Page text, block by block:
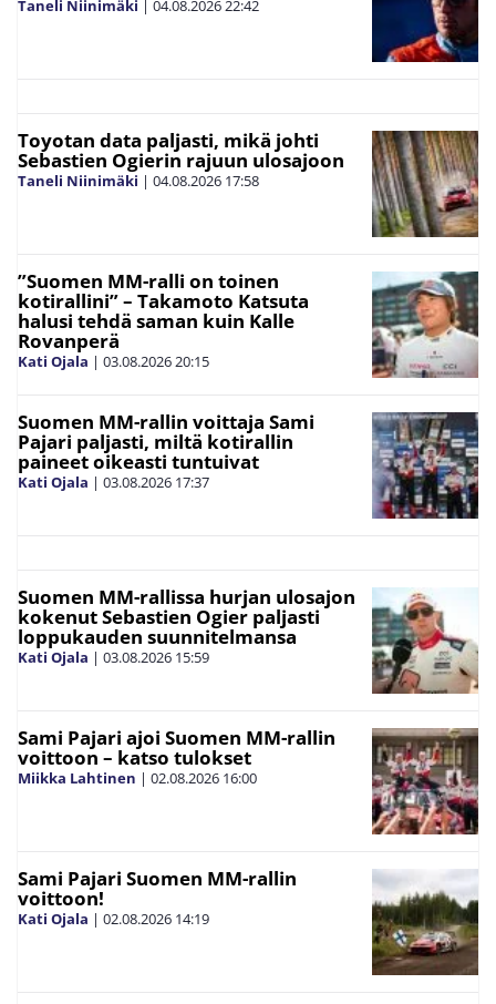
Taneli Niinimäki 04.08.202622:42
Toyotan data paljasti, mikä johti
Sebastien Ogierin rajuun ulosajoon
Taneli Niinimäki | 04.08.2026 17:58
”Suomen MM-ralli on toinen
kotirallini” – Takamoto Katsuta
halusi tehdä saman kuin Kalle
Rovanperä
Kati Ojala | 03.08.202620:15
Suomen MM-rallin voittaja Sami
Pajari paljasti, miltä kotirallin
paineet oikeasti tuntuivat
Kati Ojala | 03.08.2026 17:37
Suomen MM-rallissa hurjan ulosajon
kokenut Sebastien Ogier paljasti
loppukauden suunnitelmansa
Kati Ojala | 03.08.2026 15:59
Sami Pajari ajoi Suomen MM-rallin
voittoon – katso tulokset
Miikka Lahtinen | 02.08.2026 16:00
Sami Pajari Suomen MM-rallin
voittoon!
Kati Ojala | 02.08.2026 14:19